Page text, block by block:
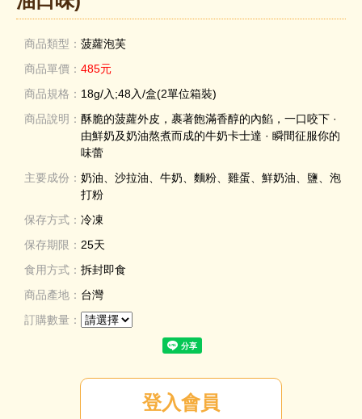
商品類型： 菠蘿泡芙
商品單價： 485元
商品規格： 18g/入;48入/盒(2單位箱裝)
商品說明： 酥脆的菠蘿外皮，裹著飽滿香醇的內餡，一口咬下 ·
由鮮奶及奶油熬煮而成的牛奶卡士達 · 瞬間征服你的
味蕾
主要成份： 奶油、沙拉油、牛奶、麵粉、雞蛋、鮮奶油、鹽、泡
打粉
保存方式： 冷凍
保存期限： 25天
食用方式： 拆封即食
商品產地： 台灣
訂購數量：